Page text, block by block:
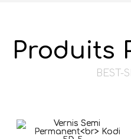
Produits
BEST-